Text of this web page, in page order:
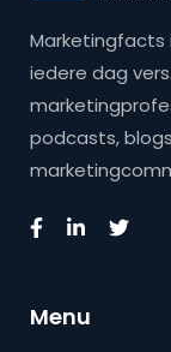
Marketingfacts
iedere dag
podcasts,
Menu